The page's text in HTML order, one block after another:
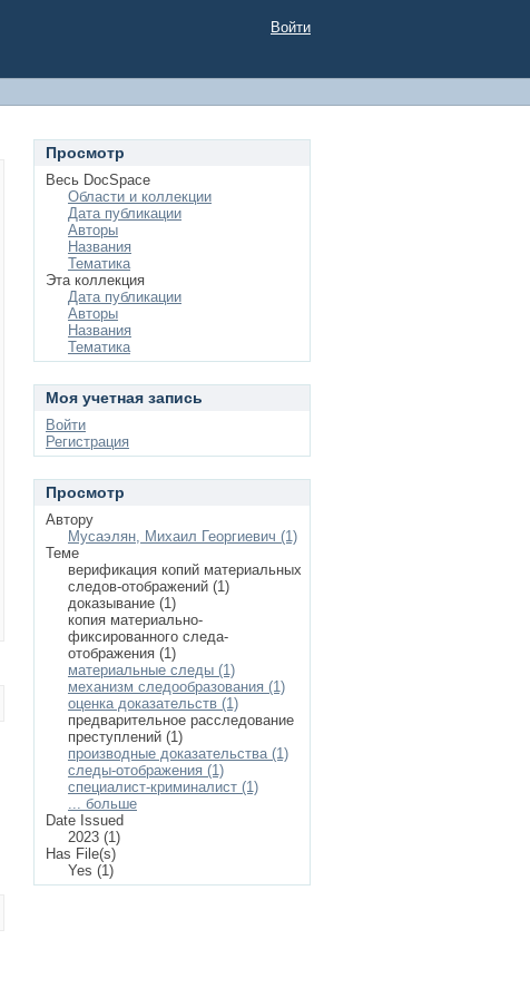
Войти
Просмотр
Весь DocSpace
Области и коллекции
Дата публикации
Авторы
Названия
Тематика
Эта коллекция
Дата публикации
Авторы
Названия
Тематика
Моя учетная запись
Войти
Регистрация
Просмотр
Автору
Мусаэлян, Михаил Георгиевич (1)
Теме
верификация копий материальных
следов-отображений (1)
доказывание (1)
копия материально-
фиксированного следа-
отображения (1)
материальные следы (1)
механизм следообразования (1)
оценка доказательств (1)
предварительное расследование
преступлений (1)
производные доказательства (1)
следы-отображения (1)
специалист-криминалист (1)
... больше
Date Issued
2023 (1)
Has File(s)
Yes (1)